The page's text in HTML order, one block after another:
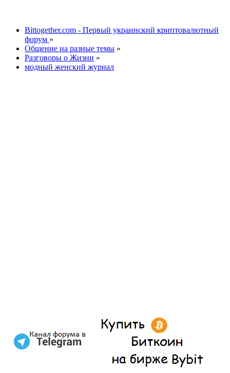
Bittogether.com - Первый украинский криптовалютный
форум »
Общение на разные темы »
Разговоры о Жизни »
модный женский журнал